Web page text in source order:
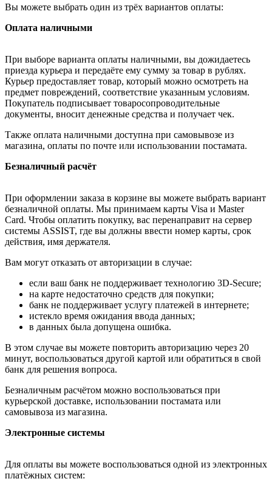
Вы можете выбрать один из трёх вариантов оплаты:
Оплата наличными
При выборе варианта оплаты наличными, вы дожидаетесь
приезда курьера и передаёте ему сумму за товар в рублях.
Курьер предоставляет товар, который можно осмотреть на
предмет повреждений, соответствие указанным условиям.
Покупатель подписывает товаросопроводительные
документы, вносит денежные средства и получает чек.
Также оплата наличными доступна при самовывозе из
магазина, оплаты по почте или использовании постамата.
Безналичный расчёт
При оформлении заказа в корзине вы можете выбрать вариант
безналичной оплаты. Мы принимаем карты Visa и Master
Card. Чтобы оплатить покупку, вас перенаправит на сервер
системы ASSIST, где вы должны ввести номер карты, срок
действия, имя держателя.
Вам могут отказать от авторизации в случае:
если ваш банк не поддерживает технологию 3D-Secure;
на карте недостаточно средств для покупки;
банк не поддерживает услугу платежей в интернете;
истекло время ожидания ввода данных;
в данных была допущена ошибка.
В этом случае вы можете повторить авторизацию через 20
минут, воспользоваться другой картой или обратиться в свой
банк для решения вопроса.
Безналичным расчётом можно воспользоваться при
курьерской доставке, использовании постамата или
самовывоза из магазина.
Электронные системы
Для оплаты вы можете воспользоваться одной из электронных
платёжных систем: